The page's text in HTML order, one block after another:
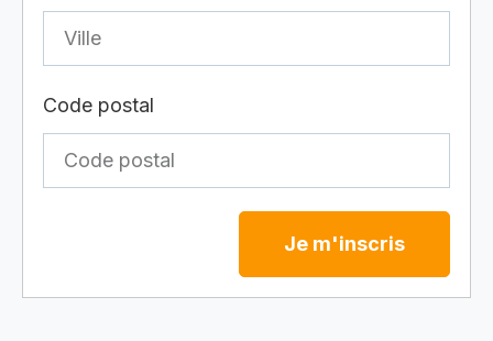
Code postal
Je m'inscris